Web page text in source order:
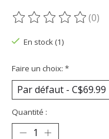
Ce produit est évalué à
(0)
En stock (1)
Faire un choix: *
Quantité :